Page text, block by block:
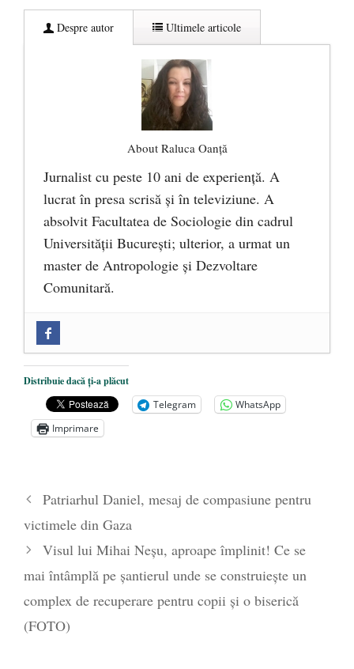
Despre autor Ultimele articole
About Raluca Oanță
Jurnalist cu peste 10 ani de experiență. A
lucrat în presa scrisă și în televiziune. A
absolvit Facultatea de Sociologie din cadrul
Universității București; ulterior, a urmat un
master de Antropologie și Dezvoltare
Comunitară.
Mănăstirea „Sfânta Ana” Rohia. Părintele
Nicolae Steinhardt, comemorat la 102 ani
de la naștere - 29 iulie 2024
„Carnea cultivată” în laborator, tot mai
Părintele mărturisitor Constantin
Distribuie dacă ți-a plăcut
Telegram
WhatsApp
Imprimare
Patriarhul Daniel, mesaj de compasiune pentru
victimele din Gaza
Visul lui Mihai Neșu, aproape împlinit! Ce se
mai întâmplă pe șantierul unde se construiește un
complex de recuperare pentru copii și o biserică
(FOTO)